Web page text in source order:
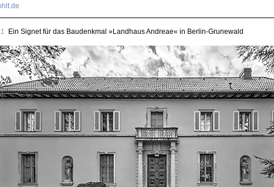
Ein Signet für das Baudenkmal »Landhaus Andreae« in Berlin-Grunewald